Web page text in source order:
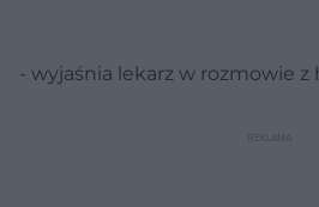
- wyjaśnia lekarz w rozmowie z